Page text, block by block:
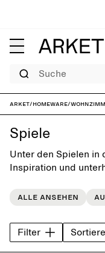
Suche
ARKET/Homeware/
Spiele
Unter den Spielen in
Inspiration und
sorgfältig bei
Anlass.
Alle ansehen
Filter